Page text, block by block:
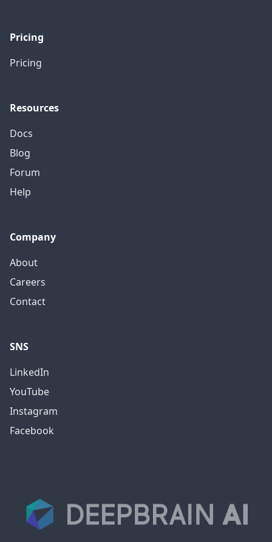
Pricing
Pricing
Resources
Docs
Blog
Forum
Help
Company
About
Careers
Contact
SNS
LinkedIn
YouTube
Instagram
Facebook